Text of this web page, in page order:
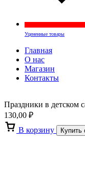
Уцененные товары
Главная
О нас
Магазин
Контакты
Праздники в детском
130,00 ₽
В корзину
Купить